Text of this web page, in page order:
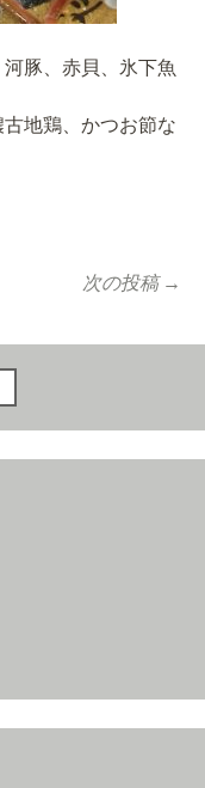
豚、赤貝、氷下魚
地鶏、かつお節な
次の投稿 →